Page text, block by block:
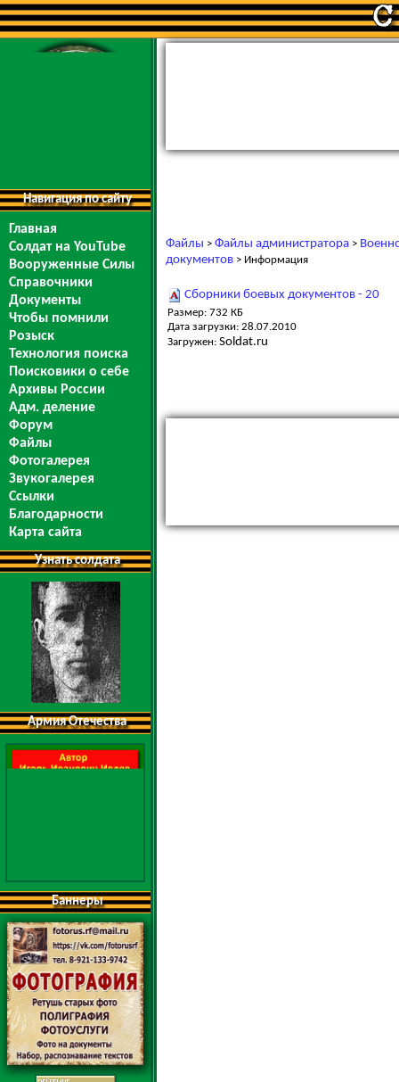
Навигация по сайту
Главная
Солдат на YouTube
Вооруженные Силы
Справочники
Документы
Чтобы помнили
Розыск
Технология поиска
Поисковики о себе
Архивы России
Адм. деление
Форум
Файлы
Фотогалерея
Звукогалерея
Ссылки
Благодарности
Карта сайта
Узнать солдата
Армия Отечества
Баннеры
Файлы > Файлы администратора >
документов > Информация
Сборники боевых документов - 20
Размер: 732 КБ
Дата загрузки: 28.07.2010
Загружен: Soldat.ru